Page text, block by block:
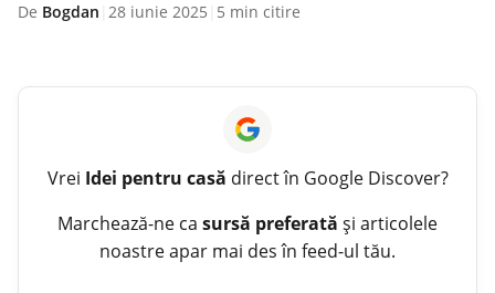
De Bogdan 28 iunie 2025 5 min citire
Vrei Idei pentru casă direct în Google Discover?
Marchează-ne ca sursă preferată și articolele
noastre apar mai des în feed-ul tău.